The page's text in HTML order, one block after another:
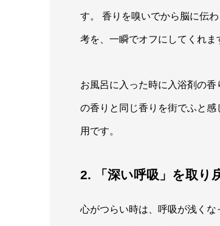
す。 香りを嗅いでから脳に伝
考を、一瞬でオフにしてくれ
お風呂に入った時に入浴剤の
の香りと同じ香りを街でふと
用です。
2. 「深い呼吸」を取り
心がつらい時は、呼吸が浅く